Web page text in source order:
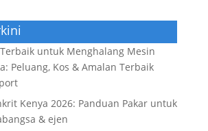
untuk Menghalang Mesin
Peluang, Kos & Amalan Terbaik
Kenya 2026: Panduan Pakar untuk
& ejen